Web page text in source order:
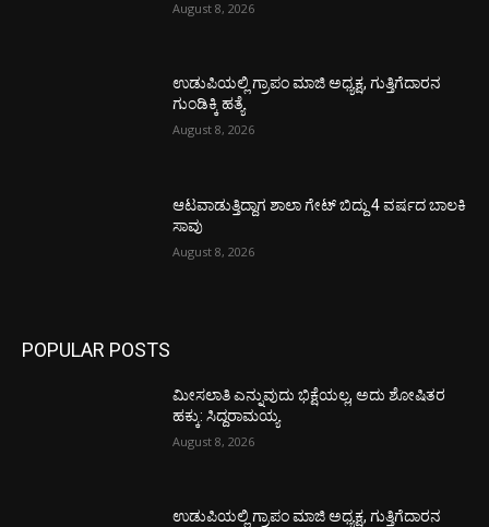
August 8, 2026
ಉಡುಪಿಯಲ್ಲಿ ಗ್ರಾಪಂ ಮಾಜಿ ಅಧ್ಯಕ್ಷ, ಗುತ್ತಿಗೆದಾರನ
ಗುಂಡಿಕ್ಕಿ ಹತ್ಯೆ
August 8, 2026
ಆಟವಾಡುತ್ತಿದ್ದಾಗ ಶಾಲಾ ಗೇಟ್‌ ಬಿದ್ದು 4 ವರ್ಷದ ಬಾಲಕಿ
ಸಾವು
August 8, 2026
POPULAR POSTS
ಮೀಸಲಾತಿ ಎನ್ನುವುದು ಭಿಕ್ಷೆಯಲ್ಲ, ಅದು ಶೋಷಿತರ
ಹಕ್ಕು: ಸಿದ್ದರಾಮಯ್ಯ
August 8, 2026
ಉಡುಪಿಯಲ್ಲಿ ಗ್ರಾಪಂ ಮಾಜಿ ಅಧ್ಯಕ್ಷ, ಗುತ್ತಿಗೆದಾರನ